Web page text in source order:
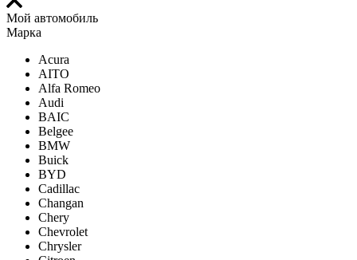
Мой автомобиль
Марка
Acura
AITO
Alfa Romeo
Audi
BAIC
Belgee
BMW
Buick
BYD
Cadillac
Changan
Chery
Chevrolet
Chrysler